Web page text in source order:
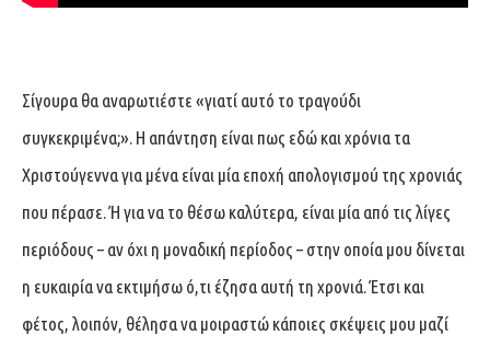
Σίγουρα θα αναρωτιέστε «γιατί αυτό το τραγούδι
συγκεκριμένα;». Η απάντηση είναι πως εδώ και χρόνια τα
Χριστούγεννα για μένα είναι μία εποχή απολογισμού της χρονιάς
που πέρασε. Ή για να το θέσω καλύτερα, είναι μία από τις λίγες
περιόδους – αν όχι η μοναδική περίοδος – στην οποία μου δίνεται
η ευκαιρία να εκτιμήσω ό,τι έζησα αυτή τη χρονιά. Έτσι και
φέτος, λοιπόν, θέλησα να μοιραστώ κάποιες σκέψεις μου μαζί